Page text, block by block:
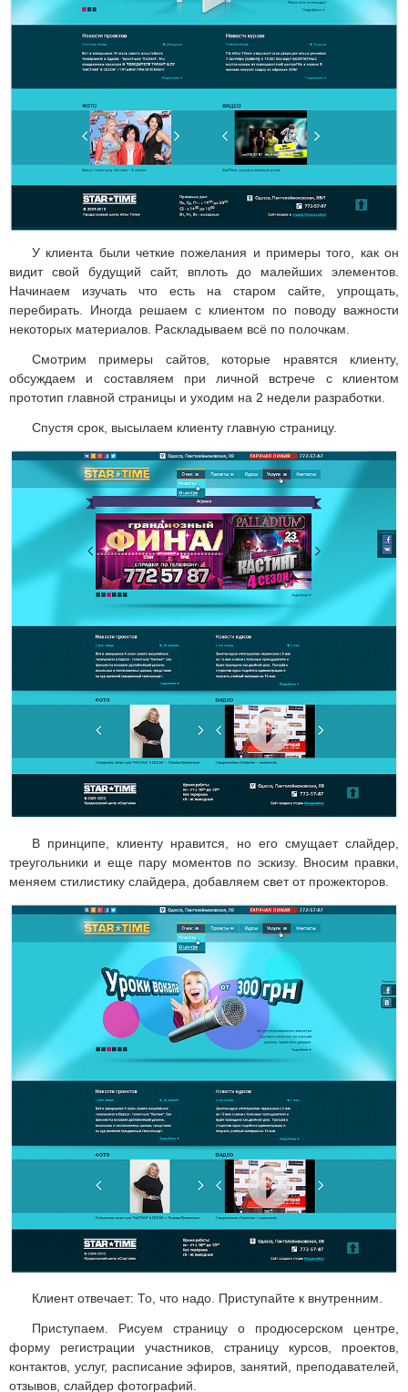
У клиента были четкие пожелания и примеры того, как он
видит свой будущий сайт, вплоть до малейших элементов.
Начинаем изучать что есть на старом сайте, упрощать,
перебирать. Иногда решаем с клиентом по поводу важности
некоторых материалов. Раскладываем всё по полочкам.
Смотрим примеры сайтов, которые нравятся клиенту,
обсуждаем и составляем при личной встрече с клиентом
прототип главной страницы и уходим на 2 недели разработки.
Спустя срок, высылаем клиенту главную страницу.
В принципе, клиенту нравится, но его смущает слайдер,
треугольники и еще пару моментов по эскизу. Вносим правки,
меняем стилистику слайдера, добавляем свет от прожекторов.
Клиент отвечает: То, что надо. Приступайте к внутренним.
Приступаем. Рисуем страницу о продюсерском центре,
форму регистрации участников, страницу курсов, проектов,
контактов, услуг, расписание эфиров, занятий, преподавателей,
отзывов, слайдер фотографий.